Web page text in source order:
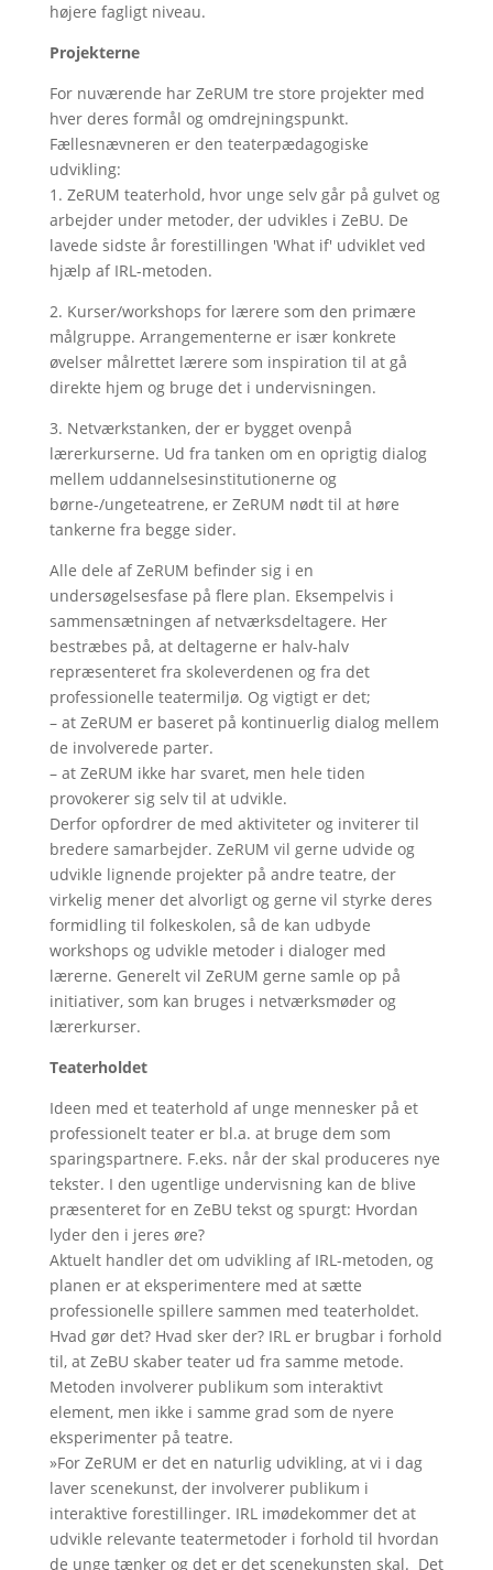
højere fagligt niveau.
Projekterne
For nuværende har ZeRUM tre store projekter med
hver deres formål og omdrejningspunkt.
Fællesnævneren er den teaterpædagogiske
udvikling:
1. ZeRUM teaterhold, hvor unge selv går på gulvet og
arbejder under metoder, der udvikles i ZeBU. De
lavede sidste år forestillingen 'What if' udviklet ved
hjælp af IRL-metoden.
2. Kurser/workshops for lærere som den primære
målgruppe. Arrangementerne er især konkrete
øvelser målrettet lærere som inspiration til at gå
direkte hjem og bruge det i undervisningen.
3. Netværkstanken, der er bygget ovenpå
lærerkurserne. Ud fra tanken om en oprigtig dialog
mellem uddannelsesinstitutionerne og
børne-/ungeteatrene, er ZeRUM nødt til at høre
tankerne fra begge sider.
Alle dele af ZeRUM befinder sig i en
undersøgelsesfase på flere plan. Eksempelvis i
sammensætningen af netværksdeltagere. Her
bestræbes på, at deltagerne er halv-halv
repræsenteret fra skoleverdenen og fra det
professionelle teatermiljø. Og vigtigt er det;
– at ZeRUM er baseret på kontinuerlig dialog mellem
de involverede parter.
– at ZeRUM ikke har svaret, men hele tiden
provokerer sig selv til at udvikle.
Derfor opfordrer de med aktiviteter og inviterer til
bredere samarbejder. ZeRUM vil gerne udvide og
udvikle lignende projekter på andre teatre, der
virkelig mener det alvorligt og gerne vil styrke deres
formidling til folkeskolen, så de kan udbyde
workshops og udvikle metoder i dialoger med
lærerne. Generelt vil ZeRUM gerne samle op på
initiativer, som kan bruges i netværksmøder og
lærerkurser.
Teaterholdet
Ideen med et teaterhold af unge mennesker på et
professionelt teater er bl.a. at bruge dem som
sparingspartnere. F.eks. når der skal produceres nye
tekster. I den ugentlige undervisning kan de blive
præsenteret for en ZeBU tekst og spurgt: Hvordan
lyder den i jeres øre?
Aktuelt handler det om udvikling af IRL-metoden, og
planen er at eksperimentere med at sætte
professionelle spillere sammen med teaterholdet.
Hvad gør det? Hvad sker der? IRL er brugbar i forhold
til, at ZeBU skaber teater ud fra samme metode.
Metoden involverer publikum som interaktivt
element, men ikke i samme grad som de nyere
eksperimenter på teatre.
»For ZeRUM er det en naturlig udvikling, at vi i dag
laver scenekunst, der involverer publikum i
interaktive forestillinger. IRL imødekommer det at
udvikle relevante teatermetoder i forhold til hvordan
de unge tænker og det er det scenekunsten skal. Det